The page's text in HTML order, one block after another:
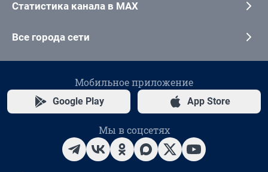
Статистика канала в MAX
Все города сети
Мобильное приложение
Google Play App Store
Мы в соцсетях